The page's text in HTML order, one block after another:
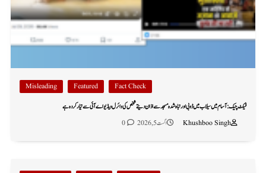
Fact Check
Featured
Misleading
فیکٹ چیک: آسام میں سیلاب میں ڈوبی اور تباہ شدہ مسجد سے اذان دیتے شخص کی وائرل ویڈیو اے آئی سے تیار کردہ ہے
Khushboo Singh
اگست 5, 2026 0